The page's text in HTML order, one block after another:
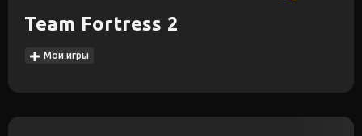
Team Fortress 2
Мои игры